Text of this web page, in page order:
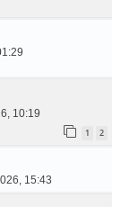
10:19
1 2
15:43